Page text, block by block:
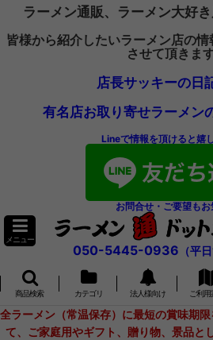
ラーメン通販、ラーメン大好
皆様から紹介したいラーメン店の
させて頂きます
店長サッキーの日
有名店お取り寄せラーメン
Lineで情報を頂けると嬉
お問合せ・ご要望も
メニュー
050-5445-0936 （平
商品検索 カテゴリ 法人様向け ご利用
全ラーメン（常温保存）に最短の賞味期
て、ご家庭用やギフト、贈り物、景品と